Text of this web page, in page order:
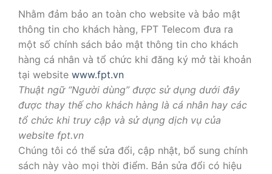
Nhằm đảm bảo an toàn cho website và bảo mật
thông tin cho khách hàng, FPT Telecom đưa ra
một số chính sách bảo mật thông tin cho khách
hàng cá nhân và tổ chức khi đăng ký mở tài khoản
tại website www.fpt.vn
Thuật ngữ “Người dùng” được sử dụng dưới đây
được thay thế cho khách hàng là cá nhân hay các
tổ chức khi truy cập và sử dụng dịch vụ của
website fpt.vn
Chúng tôi có thể sửa đổi, cập nhật, bổ sung chính
sách này vào mọi thời điểm. Bản sửa đổi có hiệu